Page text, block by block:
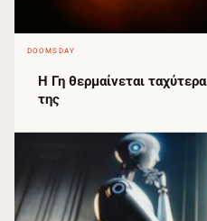
DOOMSDAY
Η Γη θερμαίνεται
της